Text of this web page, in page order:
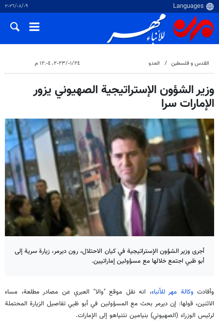
٠٩‏/٠٨‏/٢٠٢٦
القدس و فلسطین العدو ٢٤‏/٠١‏/٢٠٢٣، ١٢:٠٤ م
وزير الشؤون الإستراتيجية الصهیوني يزور
الإمارات سرا
أجرى وزير الشؤون الإستراتيجية في كيان الاحتلال، رون ديرمر، زيارة سرية إلى
أبو ظبي اجتمع خلالها مع مسؤولين إماراتيين.
وأفادت وكالة مهر للأنباء، انه نقل موقع "والا" العبري عن مصادر مطلعة، مساء
الاثنين، قولها: إن ديرمر بحث مع المسؤولين في أبو ظبي تفاصيل الزيارة المحتملة
لرئيس الوزراء (الصهيوني) بنيامين نتنياهو إلى الإمارات.